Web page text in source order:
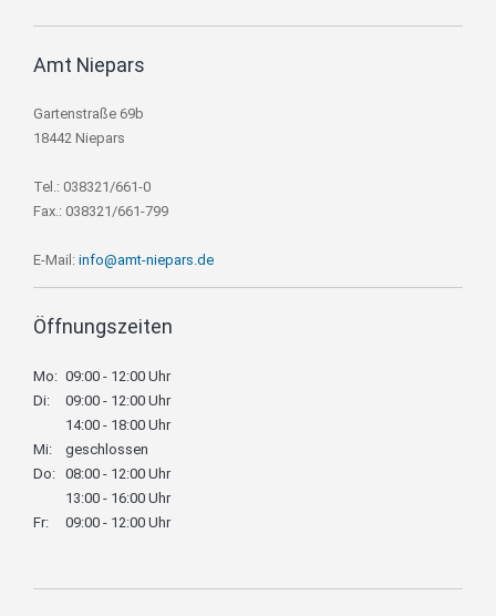
Amt Niepars
Gartenstraße 69b
18442 Niepars
Tel.: 038321/661-0
Fax.: 038321/661-799
E-Mail: info@amt-niepars.de
Öffnungszeiten
Mo: 09:00 - 12:00 Uhr
Di:
09:00 - 12:00 Uhr
14:00 - 18:00 Uhr
Mi:
geschlossen
Do: 08:00 - 12:00 Uhr
13:00 - 16:00 Uhr
Fr:
09:00 - 12:00 Uhr